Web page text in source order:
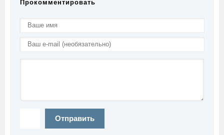
Прокомментировать
Отправить